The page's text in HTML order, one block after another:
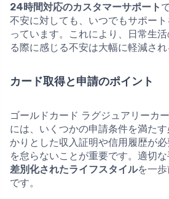
24時間対応のカスタマーサポート
不安に対しても、いつでもサポー
っています。これにより、日常生
る際に感じる不安は大幅に軽減され
カード取得と申請のポイント
ゴールドカード ラグジュアリーカ
には、いくつかの申請条件を満た
かりとした収入証明や信用履歴が
を怠らないことが重要です。適切な
差別化されたライフスタイルを一
です。